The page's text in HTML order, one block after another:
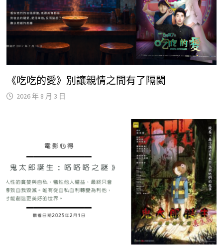
《吃吃的愛》別讓親情之間有了隔閡
2026 年 8 月 3 日